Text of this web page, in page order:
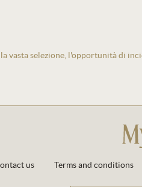
selezione, l'opportunità di
us Terms and conditions